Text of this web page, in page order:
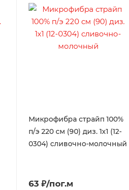
Микрофибра страйп 100%
п/э 220 см (90) диз. 1х1 (12-
0304) сливочно-молочный
63 ₽/пог.м